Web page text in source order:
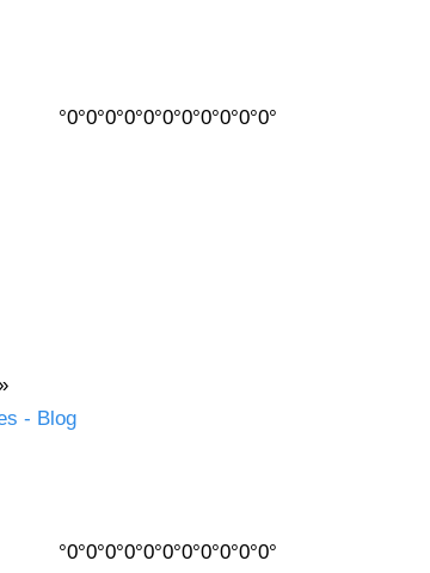
°0°0°0°0°0°0°0°0°0°0°0°
- Blog
°0°0°0°0°0°0°0°0°0°0°0°